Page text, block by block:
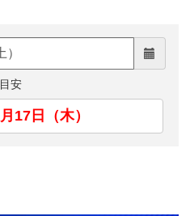
安
17日（木）